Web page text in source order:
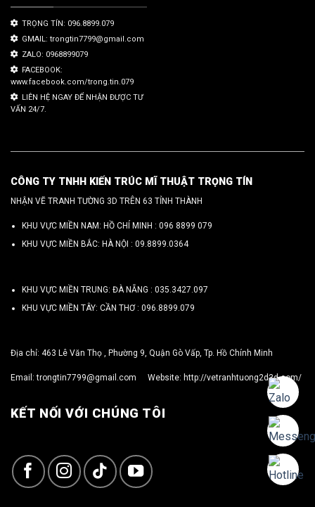
TRỌNG TÍN: 096.8899.079
GMAIL: trongtin7799@gmail.com
ZALO: 0968899079
FACEBOOK:
www.facebook.com/trong.tin.079
LIÊN HỆ NGAY ĐỂ NHẬN ĐƯỢC TƯ
VẤN 24/7.
CÔNG TY TNHH KIẾN TRÚC MĨ THUẬT TRỌNG TÍN
NHẬN VẼ TRANH TƯỜNG 3D TRÊN 63 TỈNH THÀNH
KHU VỰC MIỀN NAM: HỒ CHÍ MINH : 096 8899 079
KHU VỰC MIỀN BẮC: HÀ NỘI : 09.8899.0364
KHU VỰC MIỀN TRUNG: ĐÀ NẴNG : 035.3427.097
KHU VỰC MIỀN TÂY: CẦN THƠ : 096.8899.079
Địa chỉ: 463 Lê Văn Thọ , Phường 9, Quận Gò Vấp, Tp. Hồ Chính Minh
Email:trongtin7799@gmail.com Website: http://vetranhtuong2d3d.com/
KẾT NỐI VỚI CHÚNG TÔI